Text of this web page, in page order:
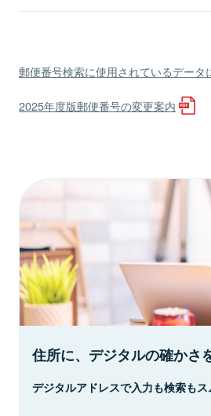
郵便番号検索に使用されているデータ
2025年度版郵便番号の変更案内
住所に、デジタルの確かさ
デジタルアドレスで入力も検索もス